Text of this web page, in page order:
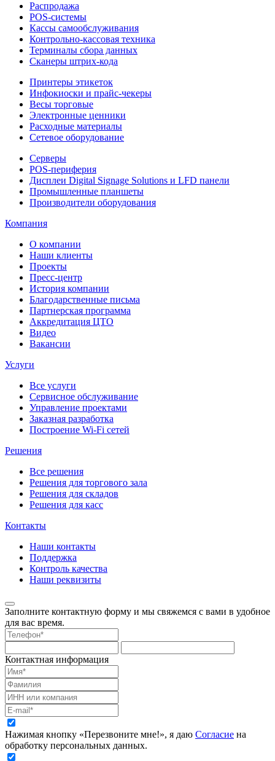
Распродажа
POS-системы
Кассы самообслуживания
Контрольно-кассовая техника
Терминалы сбора данных
Сканеры штрих-кода
Принтеры этикеток
Инфокиоски и прайс-чекеры
Весы торговые
Электронные ценники
Расходные материалы
Сетевое оборудование
Серверы
POS-периферия
Дисплеи Digital Signage Solutions и LFD панели
Промышленные планшеты
Производители оборудования
Компания
О компании
Наши клиенты
Проекты
Пресс-центр
История компании
Благодарственные письма
Партнерская программа
Аккредитация ЦТО
Видео
Вакансии
Услуги
Все услуги
Сервисное обслуживание
Управление проектами
Заказная разработка
Построение Wi-Fi сетей
Решения
Все решения
Решения для торгового зала
Решения для складов
Решения для касс
Контакты
Наши контакты
Поддержка
Контроль качества
Наши реквизиты
Заполните контактную форму и мы свяжемся с вами в удобное
для вас время.
Контактная информация
Нажимая кнопку «Перезвоните мне!», я даю Согласие на
обработку персональных данных.